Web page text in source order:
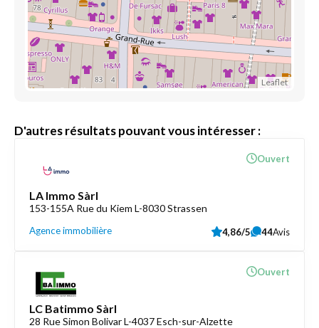
Leaflet
D'autres résultats pouvant vous intéresser :
LA Immo Sàrl
153-155A Rue du Kiem L-8030 Strassen
Agence immobilière
Ouvert
4,86/5 44Avis
LC Batimmo Sàrl
28 Rue Simon Bolivar L-4037 Esch-sur-Alzette
Ouvert